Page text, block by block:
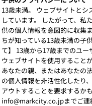
13歳未満。 ウェブサイトと
しています。 したがって、私
供の個人情報を意図的に収集
ちが知っている13歳未満の子
て】 13歳から17歳までのユ
ウェブサイトを使用すること
あなたの親、またはあなたの
の個人情報を非活性化したり
アウトすることを要求するか
info@markcity.co.jpまでご連